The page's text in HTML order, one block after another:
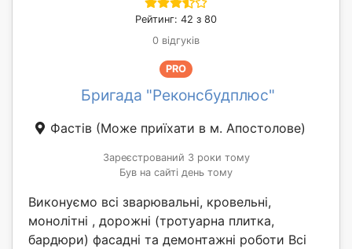
Рейтинг: 42 з 80
0 відгуків
PRO
Бригада "Реконсбудплюс"
Фастів (Може приїхати в м. Апостолове)
Зареєстрований 3 роки тому
Був на сайті день тому
Виконуємо всі зварювальні, кровельні,
монолітні , дорожні (тротуарна плитка,
бардюри) фасадні та демонтажні роботи Всі